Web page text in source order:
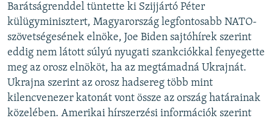
Barátságrenddel tüntette ki Szijjártó Péter
külügyminisztert, Magyarország legfontosabb NATO-
szövetségesének elnöke, Joe Biden sajtóhírek szerint
eddig nem látott súlyú nyugati szankciókkal fenyegette
meg az orosz elnököt, ha az megtámadná Ukrajnát.
Ukrajna szerint az orosz hadsereg több mint
kilencvenezer katonát vont össze az ország határainak
közelében. Amerikai hírszerzési információk szerint